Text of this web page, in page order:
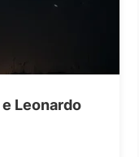
Leonardo